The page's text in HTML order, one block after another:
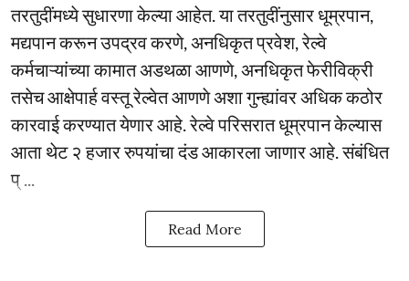
तरतुदींमध्ये सुधारणा केल्या आहेत. या तरतुदींनुसार धूम्रपान,
मद्यपान करून उपद्रव करणे, अनधिकृत प्रवेश, रेल्वे
कर्मचाऱ्यांच्या कामात अडथळा आणणे, अनधिकृत फेरीविक्री
तसेच आक्षेपार्ह वस्तू रेल्वेत आणणे अशा गुन्ह्यांवर अधिक कठोर
कारवाई करण्यात येणार आहे. रेल्वे परिसरात धूम्रपान केल्यास
आता थेट २ हजार रुपयांचा दंड आकारला जाणार आहे. संबंधित
प् ...
Read More